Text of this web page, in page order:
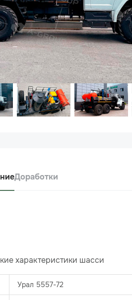
Доработки
характеристики шасси
Урал 5557-72